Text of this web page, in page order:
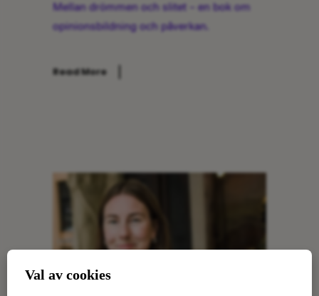
Mellan drömmen och slitet – en bok om
opinionsbildning och påverkan.
Read More
Val av cookies